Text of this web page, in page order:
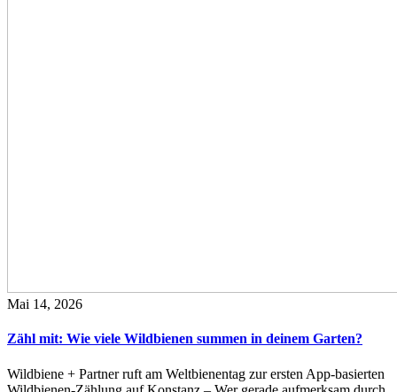
Mai 14, 2026
Zähl mit: Wie viele Wildbienen summen in deinem Garten?
Wildbiene + Partner ruft am Weltbienentag zur ersten App-basierten